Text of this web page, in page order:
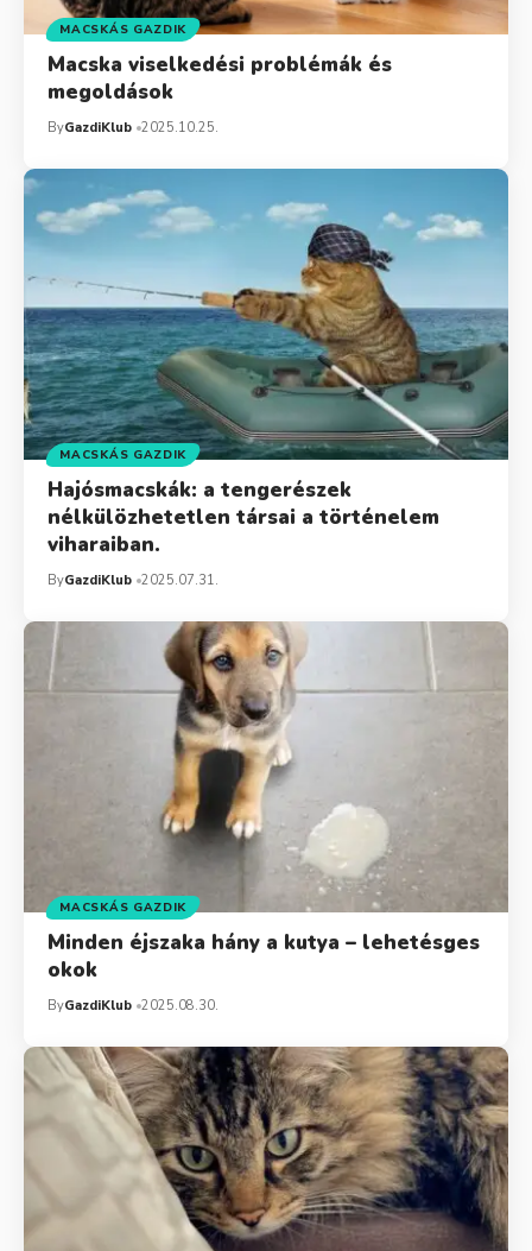
MACSKÁS GAZDIK
Macska viselkedési problémák és
megoldások
ByGazdiKlub 2025.10.25.
MACSKÁS GAZDIK
Hajósmacskák: a tengerészek
nélkülözhetetlen társai a történelem
viharaiban.
ByGazdiKlub 2025.07.31.
MACSKÁS GAZDIK
Minden éjszaka hány a kutya – lehetésges
okok
ByGazdiKlub 2025.08.30.